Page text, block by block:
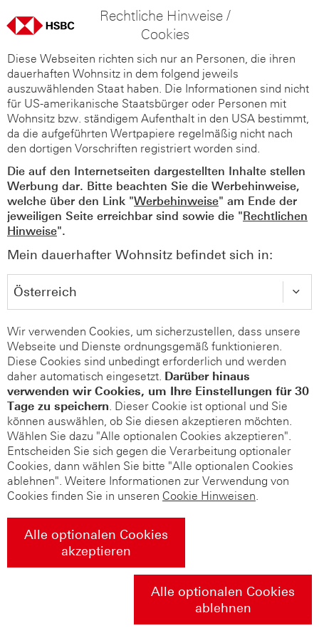
Rechtliche Hinweise /
Cookies
Diese Webseiten richten sich nur an Personen, die ihren
dauerhaften Wohnsitz in dem folgend jeweils
auszuwählenden Staat haben. Die Informationen sind nicht
für US-amerikanische Staatsbürger oder Personen mit
Wohnsitz bzw. ständigem Aufenthalt in den USA bestimmt,
da die aufgeführten Wertpapiere regelmäßig nicht nach
den dortigen Vorschriften registriert worden sind.
Die auf den Internetseiten dargestellten Inhalte stellen
Werbung dar. Bitte beachten Sie die Werbehinweise,
welche über den Link "Werbehinweise" am Ende der
jeweiligen Seite erreichbar sind sowie die "Rechtlichen
Hinweise".
Mein dauerhafter Wohnsitz befindet sich in:
Wir verwenden Cookies, um sicherzustellen, dass unsere
Webseite und Dienste ordnungsgemäß funktionieren.
Diese Cookies sind unbedingt erforderlich und werden
daher automatisch eingesetzt. Darüber hinaus
verwenden wir Cookies, um Ihre Einstellungen für 30
Tage zu speichern. Dieser Cookie ist optional und Sie
können auswählen, ob Sie diesen akzeptieren möchten.
Wählen Sie dazu "Alle optionalen Cookies akzeptieren".
Entscheiden Sie sich gegen die Verarbeitung optionaler
Cookies, dann wählen Sie bitte "Alle optionalen Cookies
ablehnen". Weitere Informationen zur Verwendung von
Cookies finden Sie in unseren Cookie Hinweisen.
Alle optionalen Cookies
akzeptieren
Alle optionalen Cookies
ablehnen